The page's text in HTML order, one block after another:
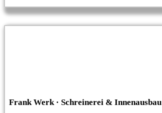
Frank Werk · Schreinerei & Innenausbau